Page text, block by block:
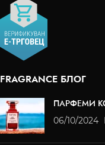
FRAGRANCE БЛОГ
ПАРФЕМИ
06/10/2024